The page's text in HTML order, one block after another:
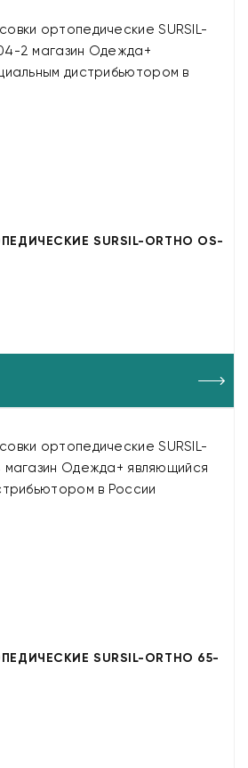
SURSIL-ORTHO OS-
SURSIL-ORTHO 65-